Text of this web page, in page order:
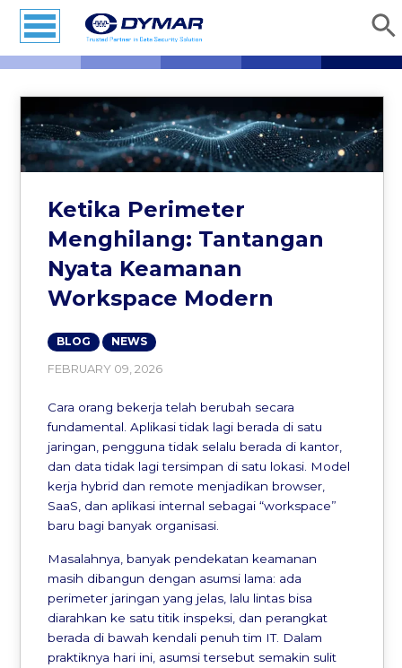
Ketika Perimeter
Menghilang: Tantangan
Nyata Keamanan
Workspace Modern
BLOG NEWS
FEBRUARY 09, 2026
Cara orang bekerja telah berubah secara
fundamental. Aplikasi tidak lagi berada di satu
jaringan, pengguna tidak selalu berada di kantor,
dan data tidak lagi tersimpan di satu lokasi. Model
kerja hybrid dan remote menjadikan browser,
SaaS, dan aplikasi internal sebagai “workspace”
baru bagi banyak organisasi.
Masalahnya, banyak pendekatan keamanan
masih dibangun dengan asumsi lama: ada
perimeter jaringan yang jelas, lalu lintas bisa
diarahkan ke satu titik inspeksi, dan perangkat
berada di bawah kendali penuh tim IT. Dalam
praktiknya hari ini, asumsi tersebut semakin sulit